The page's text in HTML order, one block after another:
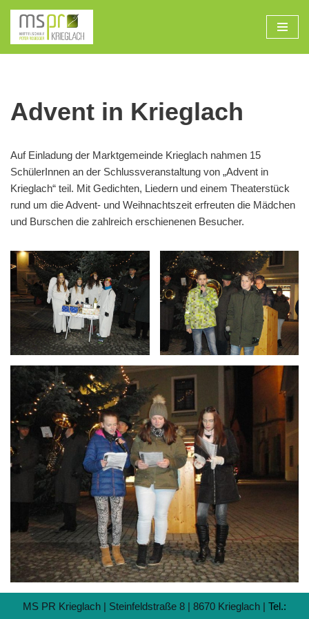
Zum
Inhalt
Advent in Krieglach
Auf Einladung der Marktgemeinde Krieglach nahmen 15
SchülerInnen an der Schlussveranstaltung von „Advent in
Krieglach“ teil. Mit Gedichten, Liedern und einem Theaterstück
rund um die Advent- und Weihnachtszeit erfreuten die Mädchen
und Burschen die zahlreich erschienenen Besucher.
MS PR Krieglach | Steinfeldstraße 8 | 8670 Krieglach | Tel.: